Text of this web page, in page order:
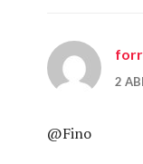
2
@Fino